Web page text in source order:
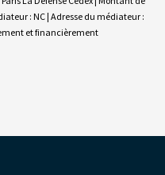
: NC | Adresse du médiateur :
et financièrement